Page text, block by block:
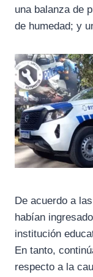
una balanza de
de humedad; y
De acuerdo a
habían
institución
En tanto,
respecto a la